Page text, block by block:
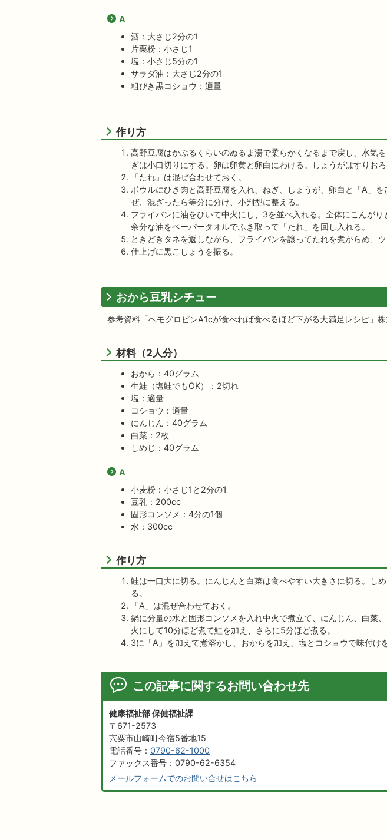
A
酒：大さじ2分の1
片栗粉：小さじ1
塩：小さじ5分の1
サラダ油：大さじ2分の1
粗びき黒コショウ：適量
作り方
高野豆腐はかぶるくらいのぬるま湯で柔らかくなるまで戻し、水気
ぎは小口切りにする。卵は卵黄と卵白にわける。しょうがはすりおろ
「たれ」は混ぜ合わせておく。
ボウルにひき肉と高野豆腐を入れ、ねぎ、しょうが、卵白と「A」
ぜ、混ざったら等分に分け、小判型に整える。
フライパンに油をひいて中火にし、3を並べ入れる。全体にこんが
余分な油をペーパータオルでふき取って「たれ」を回し入れる。
ときどきタネを返しながら、フライパンを譲ってたれを煮からめ、ツ
仕上げに黒こしょうを振る。
おから豆乳シチュー
参考資料「ヘモグロビンA1cが食べれば食べるほど下がる大満足レシピ」
材料（2人分）
おから：40グラム
生鮭（塩鮭でもOK）：2切れ
塩：適量
コショウ：適量
にんじん：40グラム
白菜：2枚
しめじ：40グラム
A
小麦粉：小さじ1と2分の1
豆乳：200cc
固形コンソメ：4分の1個
水：300cc
作り方
鮭は一口大に切る。にんじんと白菜は食べやすい大きさに切る。し
る。
「A」は混ぜ合わせておく。
鍋に分量の水と固形コンソメを入れ中火で煮立て、にんじん、白菜
火にして10分ほど煮て鮭を加え、さらに5分ほど煮る。
3に「A」を加えて煮溶かし、おからを加え、塩とコショウで味付けを
この記事に関するお問い合わせ先
健康福祉部 保健福祉課
〒671-2573
宍粟市山崎町今宿5番地15
電話番号： 0790-62-1000
ファックス番号：0790-62-6354
メールフォームでのお問い合せはこちら